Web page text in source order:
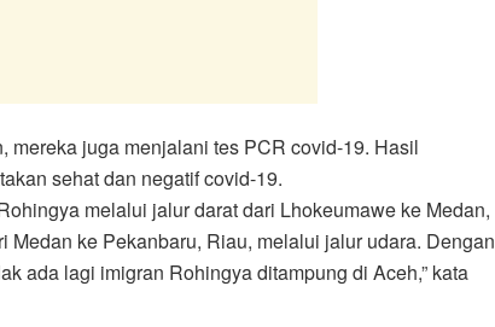
mereka juga menjalani tes PCR covid-19. Hasil
sehat dan negatif covid-19.
melalui jalur darat dari Lhokeumawe ke Medan,
Medan ke Pekanbaru, Riau, melalui jalur udara. Dengan
ada lagi imigran Rohingya ditampung di Aceh,” kata